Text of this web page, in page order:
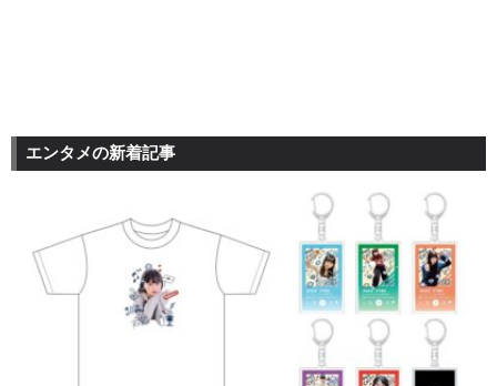
エンタメの新着記事